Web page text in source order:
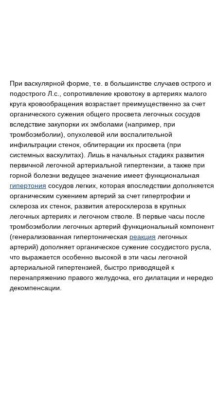
При васкулярной форме, т.е. в большинстве случаев острого и
подострого Л.с., сопротивление кровотоку в артериях малого
круга кровообращения возрастает преимущественно за счет
органического сужения общего просвета легочных сосудов
вследствие закупорки их эмболами (например, при
тромбоэмболии), опухолевой или воспалительной
инфильтрации стенок, облитерации их просвета (при
системных васкулитах). Лишь в начальных стадиях развития
первичной легочной артериальной гипертензии, а также при
горной болезни ведущее значение имеет функциональная
гипертония сосудов легких, которая впоследствии дополняется
органическим сужением артерий за счет гипертрофии и
склероза их стенок, развития атеросклероза в крупных
легочных артериях и легочном стволе. В первые часы после
тромбоэмболии легочных артерий функциональный компонент
(генерализованная гипертоническая реакция легочных
артерий) дополняет органическое сужение сосудистого русла,
что выражается особенно высокой в эти часы легочной
артериальной гипертензией, быстро приводящей к
перенапряжению правого желудочка, его дилатации и нередко
декомпенсации.